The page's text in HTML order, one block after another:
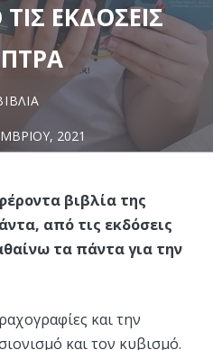
ΕΚΔΌΣΕΙΣ
2021
βιβλία της
από τις εκδόσεις
τα πάντα για την
και την
και τον κυβισμό.